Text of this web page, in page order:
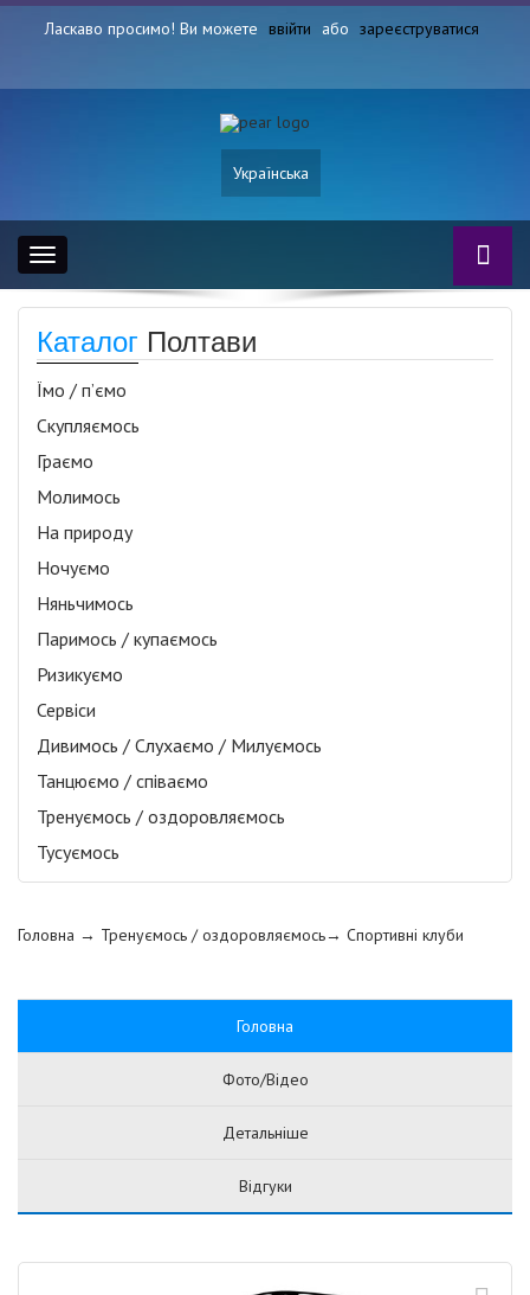
Ласкаво просимо! Ви можете ввійти або зареєструватися
Українська
Toggle
navigation
Каталог Полтави
Їмо / п’ємо
Скупляємось
Граємо
Молимось
На природу
Ночуємо
Няньчимось
Паримось / купаємось
Ризикуємо
Сервіси
Дивимось / Слухаємо / Милуємось
Танцюємо / співаємо
Тренуємось / оздоровляємось
Тусуємось
Головна → Тренуємось / оздоровляємось→ Спортивні клуби
Головна
Фото/Відео
Детальніше
Відгуки